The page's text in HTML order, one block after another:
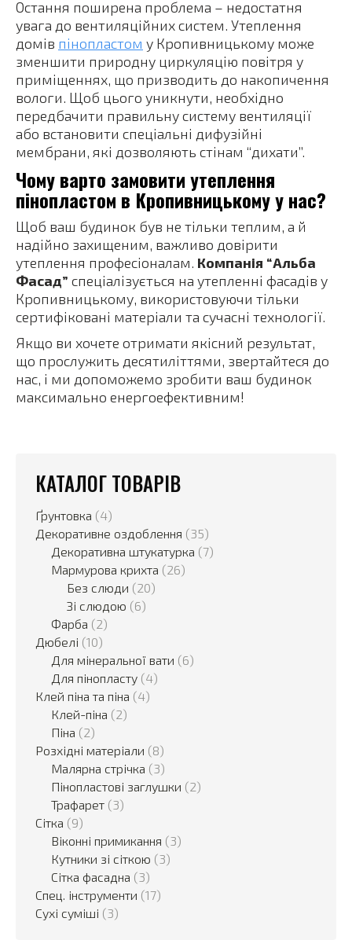
Остання поширена проблема – недостатня
увага до вентиляційних систем. Утеплення
домів пінопластом у Кропивницькому може
зменшити природну циркуляцію повітря у
приміщеннях, що призводить до накопичення
вологи. Щоб цього уникнути, необхідно
передбачити правильну систему вентиляції
або встановити спеціальні дифузійні
мембрани, які дозволяють стінам “дихати”.
Чому варто замовити утеплення
пінопластом в Кропивницькому у нас?
Щоб ваш будинок був не тільки теплим, а й
надійно захищеним, важливо довірити
утеплення професіоналам. Компанія “Альба
Фасад” спеціалізується на утепленні фасадів у
Кропивницькому, використовуючи тільки
сертифіковані матеріали та сучасні технології.
Якщо ви хочете отримати якісний результат,
що прослужить десятиліттями, звертайтеся до
нас, і ми допоможемо зробити ваш будинок
максимально енергоефективним!
КАТАЛОГ ТОВАРІВ
Ґрунтовка (4)
Декоративне оздоблення (35)
Декоративна штукатурка (7)
Мармурова крихта (26)
Без слюди (20)
Зі слюдою (6)
Фарба (2)
Дюбелі (10)
Для мінеральної вати (6)
Для пінопласту (4)
Клей піна та піна (4)
Клей-піна (2)
Піна (2)
Розхідні матеріали (8)
Малярна стрічка (3)
Пінопластові заглушки (2)
Трафарет (3)
Сітка (9)
Віконні примикання (3)
Кутники зі сіткою (3)
Сітка фасадна (3)
Спец. інструменти (17)
Сухі суміші (3)